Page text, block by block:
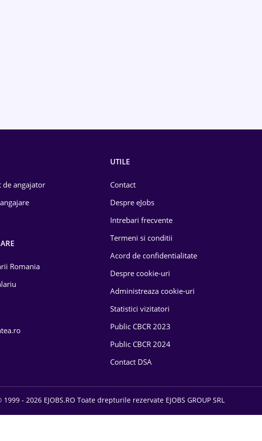
de angajator
Romania
UTILE
Contact
Despre eJobs
Intrebari frecvente
Termeni si conditii
Acord de confidentialitate
Despre cookie-uri
Administreaza cookie-uri
Statistici vizitatori
Public CBCR 2023
Public CBCR 2024
Contact DSA
1999 - 2026 EJOBS.RO Toate drepturile rezervate EJOBS GROUP SRL